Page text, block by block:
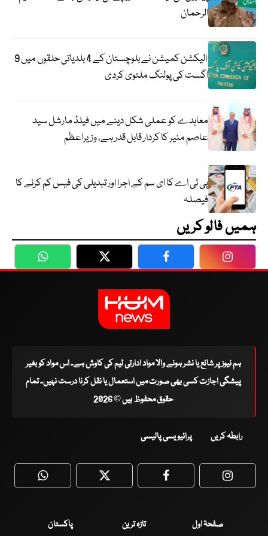
الرحمان
الیکشن کمیشن نے بلوچستان کے 4 بلدیاتی حلقوں میں 9
اگست کی پولنگ ملتوی کردی
معاہدے کو عملی شکل دینے میں فیلڈ مارشل سید
عاصم منیر کا کردار قابل قدر ہے، وزیراعظم
پی ٹی اے کا ای سم کے اجرا اور تبدیلی کی فیس کم کرنے کا
فیصلہ
ہمیں فالو کریں
WhatsApp Twitter Facebook
ہم نیوز پر شائع یا نشر ہونے والا مواد ادارتی ٹیم کی کاوش ہے۔ اس مواد کو بغیر
پیشگی اجازت کسی بھی صورت میں استعمال یا نقل کرنا درست نہیں۔ تمام
حقوق محفوظ ہیں © 2026
رابطہ کریں پرائیویسی پالیسی
WhatsApp Twitter Facebook
صفحۂ اول تازہ ترین
پاکستان